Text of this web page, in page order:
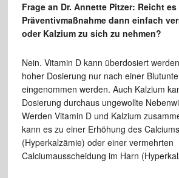
Frage an Dr. Annette Pitzer: Reicht
Präventivmaßnahme dann einfach
oder Kalzium zu sich zu nehmen?
Nein. Vitamin D kann überdosiert
hoher Dosierung nur nach einer
eingenommen werden. Auch Kalzium
Dosierung durchaus ungewollte
Werden Vitamin D und Kalzium
kann es zu einer Erhöhung des
(Hyperkalzämie) oder einer vermehrten
Calciumausscheidung im Harn